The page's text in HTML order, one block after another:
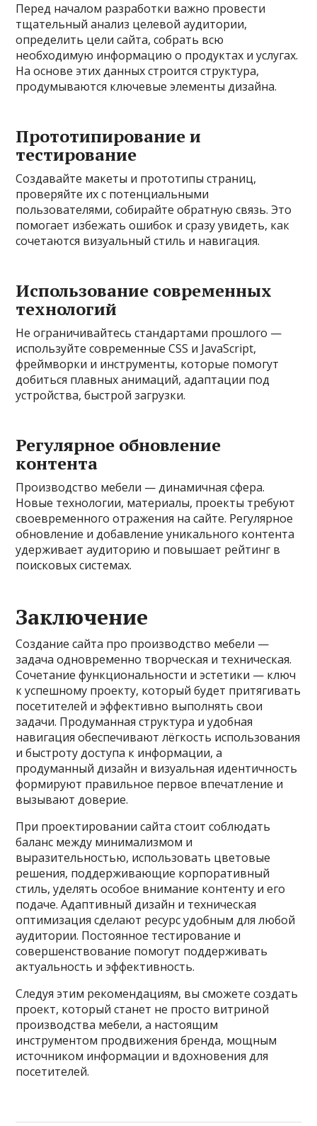
Перед началом разработки важно провести
тщательный анализ целевой аудитории,
определить цели сайта, собрать всю
необходимую информацию о продуктах и услугах.
На основе этих данных строится структура,
продумываются ключевые элементы дизайна.
Прототипирование и
тестирование
Создавайте макеты и прототипы страниц,
проверяйте их с потенциальными
пользователями, собирайте обратную связь. Это
помогает избежать ошибок и сразу увидеть, как
сочетаются визуальный стиль и навигация.
Использование современных
технологий
Не ограничивайтесь стандартами прошлого —
используйте современные CSS и JavaScript,
фреймворки и инструменты, которые помогут
добиться плавных анимаций, адаптации под
устройства, быстрой загрузки.
Регулярное обновление
контента
Производство мебели — динамичная сфера.
Новые технологии, материалы, проекты требуют
своевременного отражения на сайте. Регулярное
обновление и добавление уникального контента
удерживает аудиторию и повышает рейтинг в
поисковых системах.
Заключение
Создание сайта про производство мебели —
задача одновременно творческая и техническая.
Сочетание функциональности и эстетики — ключ
к успешному проекту, который будет притягивать
посетителей и эффективно выполнять свои
задачи. Продуманная структура и удобная
навигация обеспечивают лёгкость использования
и быстроту доступа к информации, а
продуманный дизайн и визуальная идентичность
формируют правильное первое впечатление и
вызывают доверие.
При проектировании сайта стоит соблюдать
баланс между минимализмом и
выразительностью, использовать цветовые
решения, поддерживающие корпоративный
стиль, уделять особое внимание контенту и его
подаче. Адаптивный дизайн и техническая
оптимизация сделают ресурс удобным для любой
аудитории. Постоянное тестирование и
совершенствование помогут поддерживать
актуальность и эффективность.
Следуя этим рекомендациям, вы сможете создать
проект, который станет не просто витриной
производства мебели, а настоящим
инструментом продвижения бренда, мощным
источником информации и вдохновения для
посетителей.